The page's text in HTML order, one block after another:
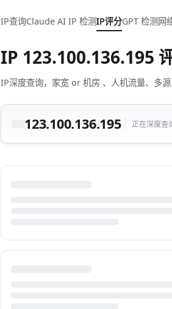
IP查询Claude AI IP 检测IP评分GPT 检测网
IP 123.100.136.195
IP深度查询，家宽 or 机房 、人机流量、多
123.100.136.195 正在深度查